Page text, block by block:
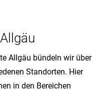
Allgäu bündeln wir über
Standorten. Hier
in den Bereichen